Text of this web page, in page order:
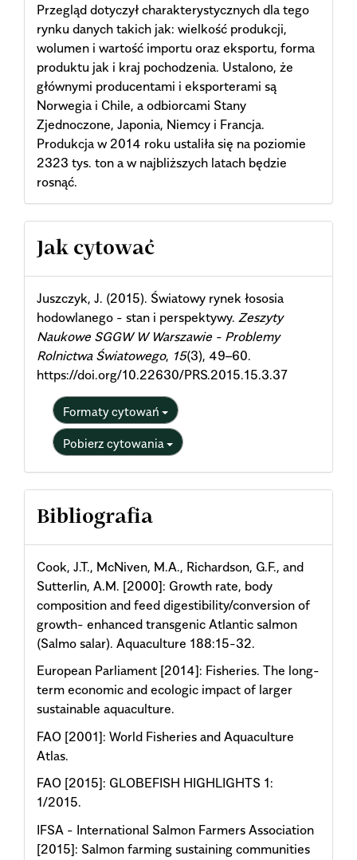
Przegląd dotyczył charakterystycznych dla tego
rynku danych takich jak: wielkość produkcji,
wolumen i wartość importu oraz eksportu, forma
produktu jak i kraj pochodzenia. Ustalono, że
głównymi producentami i eksporterami są
Norwegia i Chile, a odbiorcami Stany
Zjednoczone, Japonia, Niemcy i Francja.
Produkcja w 2014 roku ustaliła się na poziomie
2323 tys. ton a w najbliższych latach będzie
rosnąć.
Article
Details
Jak cytować
Juszczyk, J. (2015). Światowy rynek łososia
hodowlanego - stan i perspektywy. Zeszyty
Naukowe SGGW W Warszawie - Problemy
Rolnictwa Światowego, 15(3), 49–60.
https://doi.org/10.22630/PRS.2015.15.3.37
Formaty cytowań
Pobierz cytowania
Bibliografia
Cook, J.T., McNiven, M.A., Richardson, G.F., and
Sutterlin, A.M. [2000]: Growth rate, body
composition and feed digestibility/conversion of
growth- enhanced transgenic Atlantic salmon
(Salmo salar). Aquaculture 188:15-32.
European Parliament [2014]: Fisheries. The long-
term economic and ecologic impact of larger
sustainable aquaculture.
FAO [2001]: World Fisheries and Aquaculture
Atlas.
FAO [2015]: GLOBEFISH HIGHLIGHTS 1:
1/2015.
IFSA - International Salmon Farmers Association
[2015]: Salmon farming sustaining communities